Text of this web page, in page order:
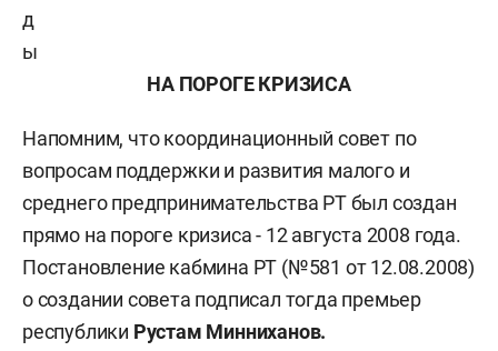
д
ы
НА ПОРОГЕ КРИЗИСА
Напомним, что координационный совет по
вопросам поддержки и развития малого и
среднего предпринимательства РТ был создан
прямо на пороге кризиса - 12 августа 2008 года.
Постановление кабмина РТ (№581 от 12.08.2008)
о создании совета подписал тогда премьер
республики Рустам Минниханов.